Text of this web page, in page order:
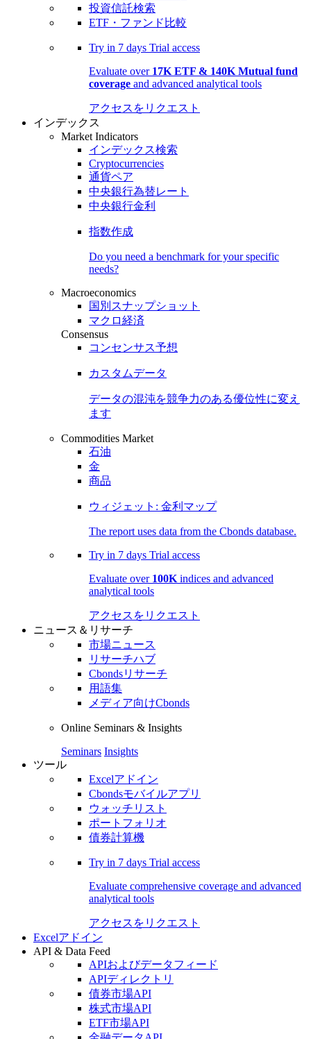
投資信託検索
ETF・ファンド比較
Try in 7 days Trial access
Evaluate over 17K ETF & 140K Mutual fund
coverage and advanced analytical tools
アクセスをリクエスト
インデックス
Market Indicators
インデックス検索
Cryptocurrencies
通貨ペア
中央銀行為替レート
中央銀行金利
指数作成
Do you need a benchmark for your specific
needs?
Macroeconomics
国別スナップショット
マクロ経済
Consensus
コンセンサス予想
カスタムデータ
データの混沌を競争力のある優位性に変え
ます
Commodities Market
石油
金
商品
ウィジェット: 金利マップ
The report uses data from the Cbonds database.
Try in 7 days Trial access
Evaluate over 100K indices and advanced
analytical tools
アクセスをリクエスト
ニュース＆リサーチ
市場ニュース
リサーチハブ
Cbondsリサーチ
用語集
メディア向けCbonds
Online Seminars & Insights
Seminars Insights
ツール
Excelアドイン
Cbondsモバイルアプリ
ウォッチリスト
ポートフォリオ
債券計算機
Try in 7 days Trial access
Evaluate comprehensive coverage and advanced
analytical tools
アクセスをリクエスト
Excelアドイン
API & Data Feed
APIおよびデータフィード
APIディレクトリ
債券市場API
株式市場API
ETF市場API